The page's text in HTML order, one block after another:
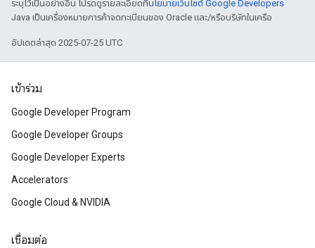
ระบุไว้เป็นอย่างอื่น โปรดดูรายละเอียดที่นโยบายเว็บไซต์ Google Developers
Java เป็นเครื่องหมายการค้าจดทะเบียนของ Oracle และ/หรือบริษัทในเครือ
อัปเดตล่าสุด 2025-07-25 UTC
เข้าร่วม
Google Developer Program
Google Developer Groups
Google Developer Experts
Accelerators
Google Cloud & NVIDIA
เชื่อมต่อ